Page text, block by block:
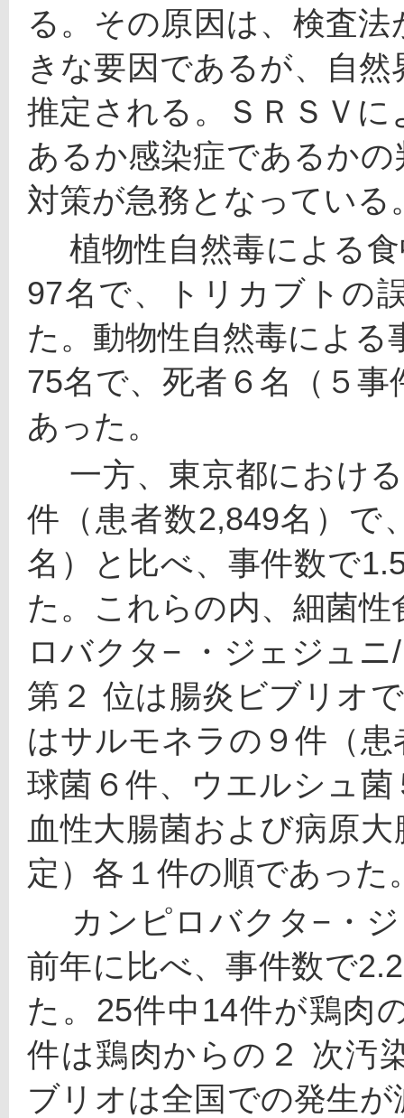
る。その原因は、検査
きな要因であるが、自
推定される。ＳＲＳＶ
あるか感染症であるか
対策が急務となっている
97名で、トリカブトの
た。動物性自然毒による
75名で、死者６名（５
あった。
件（患者数2,849名）で
名）と比べ、事件数で
た。これらの内、細菌
ロバクタ− ・ジェジュ
第２ 位は腸炎ビブリオ
はサルモネラの９件（
球菌６件、ウエルシュ
血性大腸菌および病原
定）各１件の順であった
前年に比べ、事件数で
た。25件中14件が鶏肉
件は鶏肉からの２ 次汚
ブリオは全国での発生